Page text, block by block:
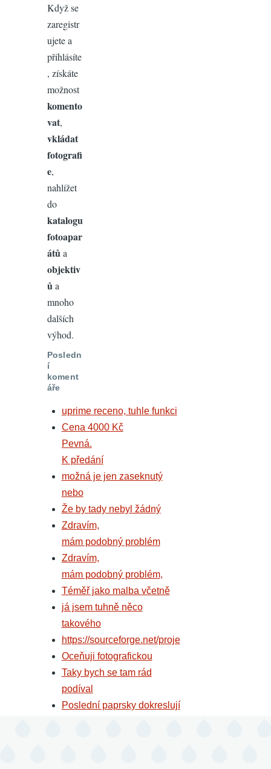
Když se
zaregistr
ujete a
přihlásíte
, získáte
možnost
komento
vat,
vkládat
fotografi
e,
nahlížet
do
katalogu
fotoapar
átů a
objektiv
ů a
mnoho
dalších
výhod.
Posledn
í
koment
áře
uprime receno, tuhle funkci
Cena 4000 Kč
Pevná.
K předání
možná je jen zaseknutý
nebo
Že by tady nebyl žádný
Zdravím,
mám podobný problém
Zdravím,
mám podobný problém,
Téměř jako malba včetně
já jsem tuhně něco
takového
https://sourceforge.net/proje
Oceňuji fotografickou
Taky bych se tam rád
podíval
Poslední paprsky dokreslují